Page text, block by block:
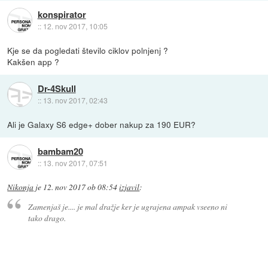
konspirator
:: 12. nov 2017, 10:05
Kje se da pogledati število ciklov polnjenj ?
Kakšen app ?
Dr-4Skull
:: 13. nov 2017, 02:43
Ali je Galaxy S6 edge+ dober nakup za 190 EUR?
bambam20
:: 13. nov 2017, 07:51
Nikonja je 12. nov 2017 ob 08:54izjavil:
Zamenjaš je.... je mal dražje ker je ugrajena ampak vseeno ni
tako drago.